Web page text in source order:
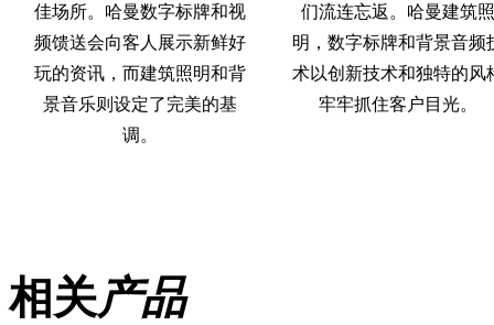
佳场所。哈曼数字标牌和视
频馈送会向客人展示新鲜好
玩的资讯，而建筑照明和背
景音乐则设定了完美的基
调。
们流连忘返。哈曼建筑照
明，数字标牌和背景音频
术以创新技术和独特的风
牢牢抓住客户目光。
相关产品